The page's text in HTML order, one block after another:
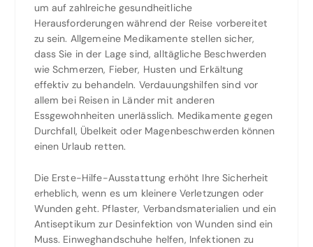
um auf zahlreiche gesundheitliche
Herausforderungen während der Reise vorbereitet
zu sein. Allgemeine Medikamente stellen sicher,
dass Sie in der Lage sind, alltägliche Beschwerden
wie Schmerzen, Fieber, Husten und Erkältung
effektiv zu behandeln. Verdauungshilfen sind vor
allem bei Reisen in Länder mit anderen
Essgewohnheiten unerlässlich. Medikamente gegen
Durchfall, Übelkeit oder Magenbeschwerden können
einen Urlaub retten.
Die Erste-Hilfe-Ausstattung erhöht Ihre Sicherheit
erheblich, wenn es um kleinere Verletzungen oder
Wunden geht. Pflaster, Verbandsmaterialien und ein
Antiseptikum zur Desinfektion von Wunden sind ein
Muss. Einweghandschuhe helfen, Infektionen zu